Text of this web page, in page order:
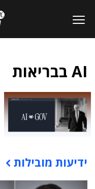
AI בבריאות
תוכן פרסומי
ידיעות מובילות